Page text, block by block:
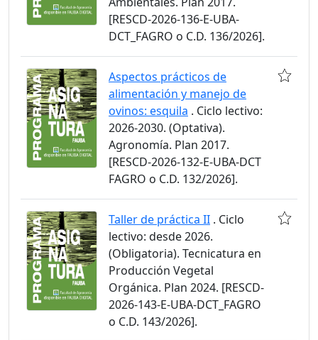
[RESCD-2026-136-E-UBA-
DCT_FAGRO o C.D. 136/2026].
Aspectos prácticos de
alimentación y manejo de
ovinos: esquila . Ciclo lectivo:
2026-2030. (Optativa).
Agronomía. Plan 2017.
[RESCD-2026-132-E-UBA-DCT
FAGRO o C.D. 132/2026].
Taller de práctica II . Ciclo
lectivo: desde 2026.
(Obligatoria). Tecnicatura en
Producción Vegetal
Orgánica. Plan 2024. [RESCD-
2026-143-E-UBA-DCT_FAGRO
o C.D. 143/2026].